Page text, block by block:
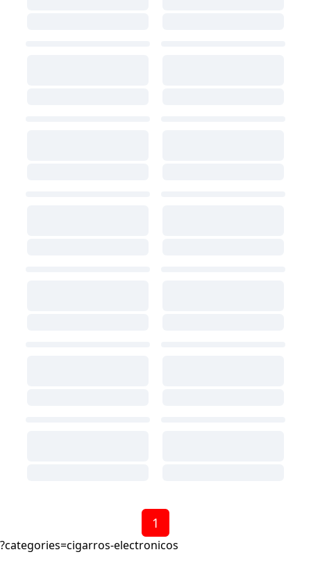
1
?categories=cigarros-electronicos